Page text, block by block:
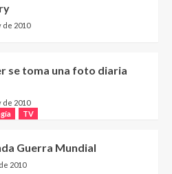
de 2010
se toma una foto diaria
de 2010
TV
Guerra Mundial
2010